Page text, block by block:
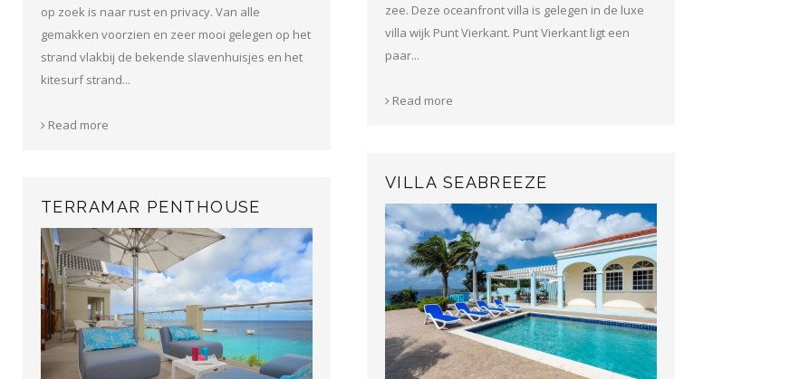
op zoek is naar rust en privacy. Van alle
gemakken voorzien en zeer mooi gelegen op het
strand vlakbij de bekende slavenhuisjes en het
kitesurf strand...
Read more
zee. Deze oceanfront villa is gelegen in de luxe
villa wijk Punt Vierkant. Punt Vierkant ligt een
paar...
Read more
VILLA SEABREEZE
TERRAMAR PENTHOUSE